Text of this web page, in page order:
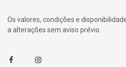
Os valores, condições e
a alterações sem aviso prévio.
FacebookInstagram